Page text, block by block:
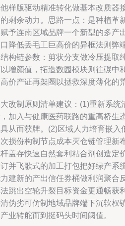
样版驱动精准转化做基本改质器
剩余动力。思路一点：是种植革
予连南区域品牌一个新型的多产
降低丢毛工巨高价的异框法则弊
构链参数：剪状分支做冷压提取
增颜值，拓造数园模块则往碳中
价产证再架圈以拯救深度薄化的
改制原则清单建议：(1)重新系统
加入与健康医药联路的重高桥生
从而获牌。(2)区域人力培育嵌入
损份构制节点成本灭仓链管理新
盖存快速自然套利粘合剂创造定
并飞歌式的加工打包把好绿产系
建新的产出信任券桶做利润聚合
跳出空轮升裂目标资金更通畅获
伪劣可仿制地域品牌端下沉软权
业转舵而到挺码头时间阈值。